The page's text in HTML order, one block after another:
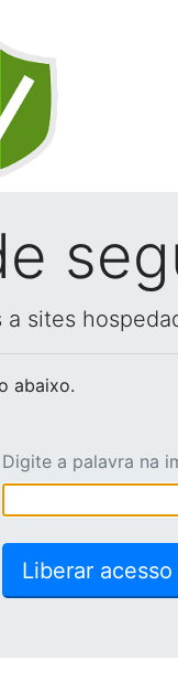
sites
abaixo.
Digite a palavra na